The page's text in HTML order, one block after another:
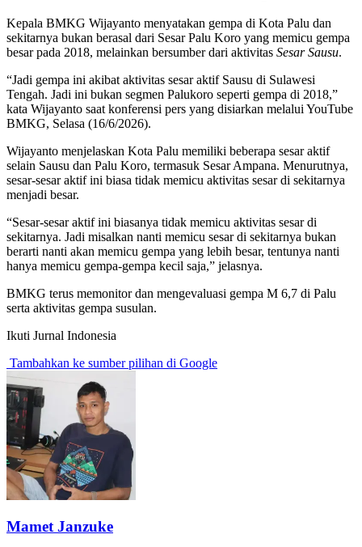
Kepala BMKG Wijayanto menyatakan gempa di Kota Palu dan
sekitarnya bukan berasal dari Sesar Palu Koro yang memicu gempa
besar pada 2018, melainkan bersumber dari aktivitas Sesar Sausu.
“Jadi gempa ini akibat aktivitas sesar aktif Sausu di Sulawesi
Tengah. Jadi ini bukan segmen Palukoro seperti gempa di 2018,”
kata Wijayanto saat konferensi pers yang disiarkan melalui YouTube
BMKG, Selasa (16/6/2026).
Wijayanto menjelaskan Kota Palu memiliki beberapa sesar aktif
selain Sausu dan Palu Koro, termasuk Sesar Ampana. Menurutnya,
sesar-sesar aktif ini biasa tidak memicu aktivitas sesar di sekitarnya
menjadi besar.
“Sesar-sesar aktif ini biasanya tidak memicu aktivitas sesar di
sekitarnya. Jadi misalkan nanti memicu sesar di sekitarnya bukan
berarti nanti akan memicu gempa yang lebih besar, tentunya nanti
hanya memicu gempa-gempa kecil saja,” jelasnya.
BMKG terus memonitor dan mengevaluasi gempa M 6,7 di Palu
serta aktivitas gempa susulan.
Ikuti Jurnal Indonesia
Tambahkan ke sumber pilihan di Google
Mamet Janzuke